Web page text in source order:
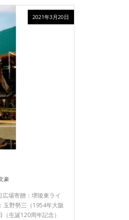
豪
場寄贈：堺陵東ライ
玉野勢三（1954年大阪
生誕120周年記念）
2021年3月20日